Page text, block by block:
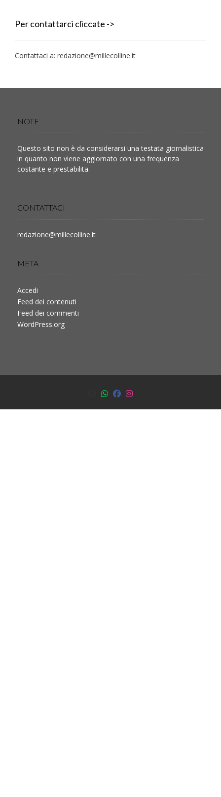
Per contattarci cliccate ->
Contattaci a: redazione@millecolline.it
NOTE
Questo sito non è da considerarsi una testata giornalistica
in quanto non viene aggiornato con una frequenza
costante e prestabilita.
CONTATTACI
redazione@millecolline.it
META
Accedi
Feed dei contenuti
Feed dei commenti
WordPress.org